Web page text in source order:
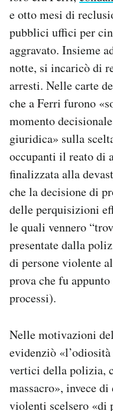
e otto mesi di
pubblici uffici per
aggravato. Insieme
notte, si incaricò di
arresti. Nelle carte
che a Ferri furono
momento
giuridica» sulla
occupanti il reato di
finalizzata alla
che la decisione di
delle perquisizioni
le quali vennero
presentate dalla
di persone violente
prova che fu
processi).
Nelle motivazioni
evidenziò
vertici della polizia,
massacro», invece
violenti scelsero «di